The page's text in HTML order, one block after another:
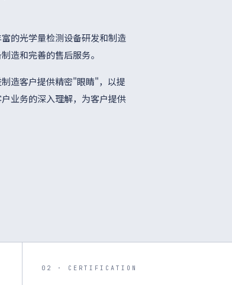
的光学量检测设备研发和制造
造和完善的售后服务。
造客户提供精密"眼睛"，以提
业务的深入理解，为客户提供
02 · CERTIFICATION